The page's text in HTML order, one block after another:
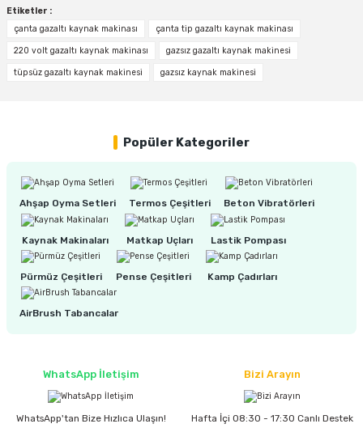
%20
KASWELD 2103 Gazaltı Argon Basınç Düşürücü Regültör (Karışım Gaz)
4.320,00 TL
UNIARC 308 0.8 mm Paslanmaz Gazaltı Kaynak Teli (5 kg)
2.820,00 TL
2.350,00 TL
%30
UNIARC Hylong Özlü Gazsız Gazaltı Kaynak Teli 0.8 mm (1 KG)
790,00 TL
550,00 TL
Etiketler :
çanta gazaltı kaynak makinası
çanta tip gazaltı kaynak makinası
220 volt gazaltı kaynak makinası gazsız gazaltı kaynak makinesi
tüpsüz gazaltı kaynak makinesi gazsız kaynak makinesi
Popüler Kategoriler
Ahşap Oyma Setleri Termos Çeşitleri Beton Vibratörleri
Kaynak Makinaları Matkap Uçları Lastik Pompası
Pürmüz Çeşitleri Pense Çeşitleri Kamp Çadırları
AirBrush Tabancalar
WhatsApp İletişim
WhatsApp'tan Bize Hızlıca Ulaşın!
Bizi Arayın
Hafta İçi 08:30 - 17:30 Canlı Destek